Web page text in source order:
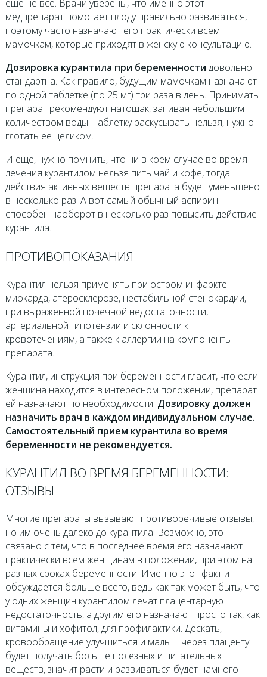
еще не все. Врачи уверены, что именно этот
медпрепарат помогает плоду правильно развиваться,
поэтому часто назначают его практически всем
мамочкам, которые приходят в женскую консультацию.
Дозировка курантила при беременности довольно
стандартна. Как правило, будущим мамочкам назначают
по одной таблетке (по 25 мг) три раза в день. Принимать
препарат рекомендуют натощак, запивая небольшим
количеством воды. Таблетку раскусывать нельзя, нужно
глотать ее целиком.
И еще, нужно помнить, что ни в коем случае во время
лечения курантилом нельзя пить чай и кофе, тогда
действия активных веществ препарата будет уменьшено
в несколько раз. А вот самый обычный аспирин
способен наоборот в несколько раз повысить действие
курантила.
ПРОТИВОПОКАЗАНИЯ
Курантил нельзя применять при остром инфаркте
миокарда, атеросклерозе, нестабильной стенокардии,
при выраженной почечной недостаточности,
артериальной гипотензии и склонности к
кровотечениям, а также к аллергии на компоненты
препарата.
Курантил, инструкция при беременности гласит, что если
женщина находится в интересном положении, препарат
ей назначают по необходимости. Дозировку должен
назначить врач в каждом индивидуальном случае.
Самостоятельный прием курантила во время
беременности не рекомендуется.
КУРАНТИЛ ВО ВРЕМЯ БЕРЕМЕННОСТИ:
ОТЗЫВЫ
Многие препараты вызывают противоречивые отзывы,
но им очень далеко до курантила. Возможно, это
связано с тем, что в последнее время его назначают
практически всем женщинам в положении, при этом на
разных сроках беременности. Именно этот факт и
обсуждается больше всего, ведь как так может быть, что
у одних женщин курантилом лечат плацентарную
недостаточность, а другим его назначают просто так, как
витамины и хофитол, для профилактики. Дескать,
кровообращение улучшиться и малыш через плаценту
будет получать больше полезных и питательных
веществ, значит расти и развиваться будет намного